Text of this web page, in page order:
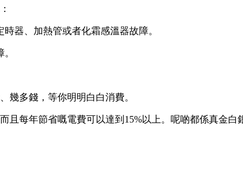
器、加熱管或者化霜感溫器故障。
幾多錢，等你明明白白消費。
每年節省嘅電費可以達到15%以上。呢啲都係真金白